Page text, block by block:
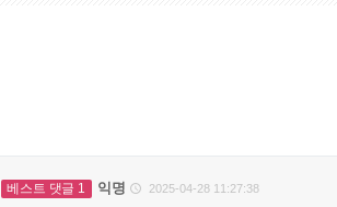
베스트 댓글 1 익명  2025-04-28 11:27:38